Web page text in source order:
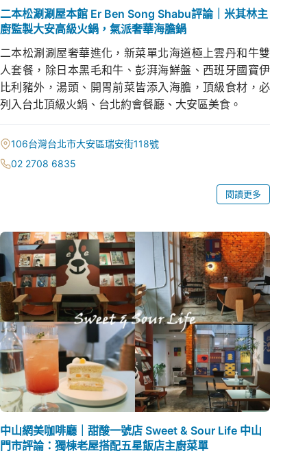
二本松涮涮屋本館 Er Ben Song Shabu評論｜米其林主
廚監製大安高級火鍋，氣派奢華海膽鍋
二本松涮涮屋奢華進化，新菜單北海道極上雲丹和牛雙
人套餐，除日本黑毛和牛、彭湃海鮮盤、西班牙國寶伊
比利豬外，湯頭、開胃前菜皆添入海膽，頂級食材，必
列入台北頂級火鍋、台北約會餐廳、大安區美食。
106台灣台北市大安區瑞安街118號
02 2708 6835
閱讀更多
中山網美咖啡廳｜甜酸一號店 Sweet & Sour Life 中山
門市評論：獨棟老屋搭配五星飯店主廚菜單